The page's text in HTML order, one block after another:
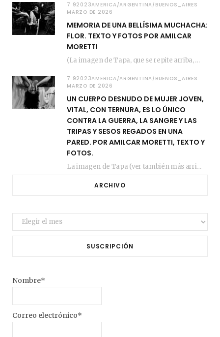
7 92023AMERICA/ARGENTINA/BUENOS_AIRES
MARZO DE 2026
MEMORIA DE UNA BELLÍSIMA MUCHACHA:
FLOR. TEXTO Y FOTOS POR AMILCAR
MORETTI
(La imagen de Tapa, que se repite arriba, fue compuesta por Amilcar Moretti el viernes…
7 92023AMERICA/ARGENTINA/BUENOS_AIRES
MARZO DE 2026
UN CUERPO DESNUDO DE MUJER JOVEN,
VITAL, CON TERNURA, ES LO ÚNICO
CONTRA LA GUERRA, LA SANGRE Y LAS
TRIPAS Y SESOS REGADOS EN UNA
PARED. POR AMILCAR MORETTI, TEXTO Y
FOTOS.
La imagen de Tapa (ver también más arriba) fue compuesta en estos días de febrero…
ARCHIVO
Archivo
SUSCRIPCIÓN
Nombre*
Correo electrónico*